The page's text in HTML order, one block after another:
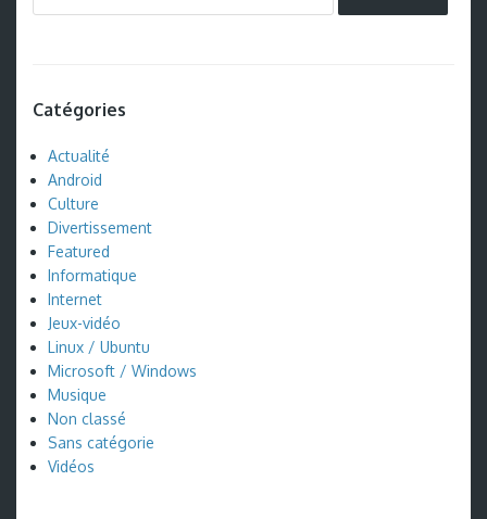
Catégories
Actualité
Android
Culture
Divertissement
Featured
Informatique
Internet
Jeux-vidéo
Linux / Ubuntu
Microsoft / Windows
Musique
Non classé
Sans catégorie
Vidéos